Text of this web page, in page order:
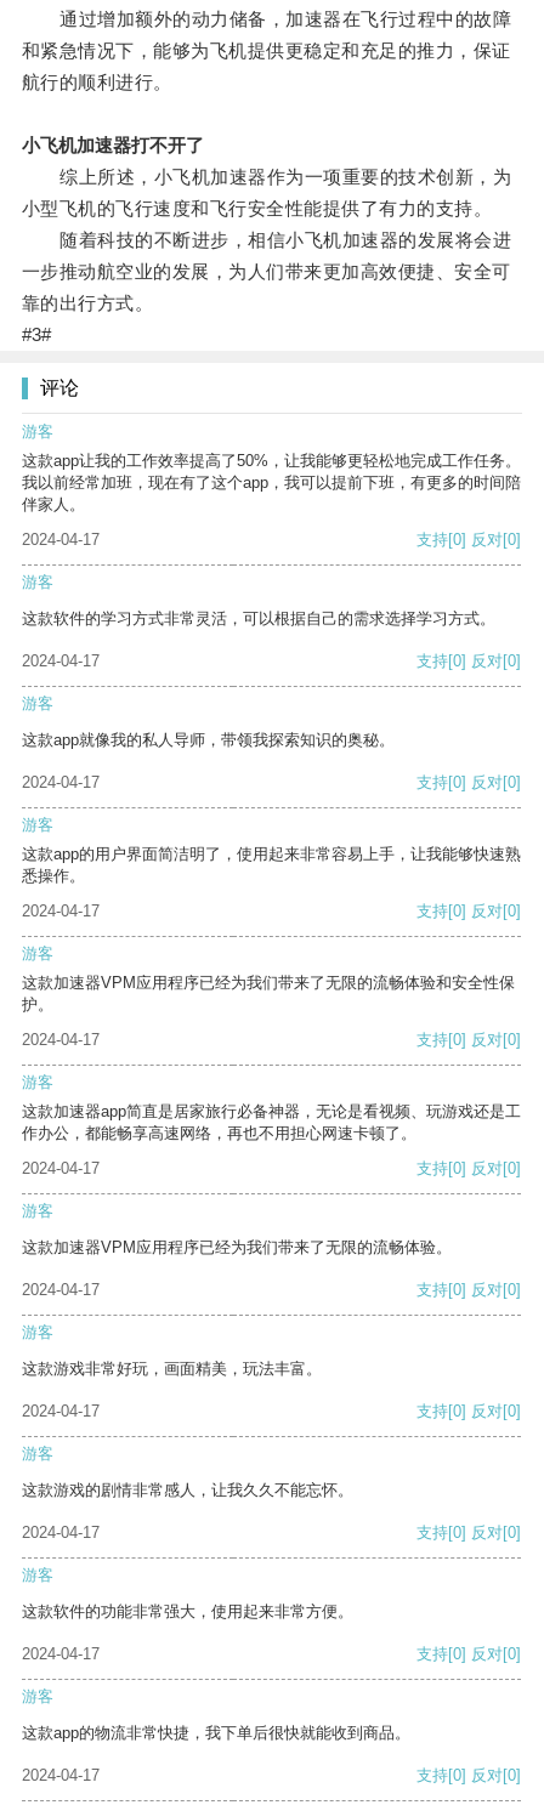
通过增加额外的动力储备，加速器在飞行过程中的故障
和紧急情况下，能够为飞机提供更稳定和充足的推力，保证
航行的顺利进行。
小飞机加速器打不开了
综上所述，小飞机加速器作为一项重要的技术创新，为
小型飞机的飞行速度和飞行安全性能提供了有力的支持。
随着科技的不断进步，相信小飞机加速器的发展将会进
一步推动航空业的发展，为人们带来更加高效便捷、安全可
靠的出行方式。
#3#
评论
游客
这款app让我的工作效率提高了50%，让我能够更轻松地完成工作任务。
我以前经常加班，现在有了这个app，我可以提前下班，有更多的时间陪
伴家人。
2024-04-17
支持[0] 反对[0]
游客
这款软件的学习方式非常灵活，可以根据自己的需求选择学习方式。
2024-04-17 支持[0] 反对[0]
游客
这款app就像我的私人导师，带领我探索知识的奥秘。
2024-04-17 支持[0] 反对[0]
游客
这款app的用户界面简洁明了，使用起来非常容易上手，让我能够快速熟
悉操作。
2024-04-17
支持[0] 反对[0]
游客
这款加速器VPM应用程序已经为我们带来了无限的流畅体验和安全性保
护。
2024-04-17
支持[0] 反对[0]
游客
这款加速器app简直是居家旅行必备神器，无论是看视频、玩游戏还是工
作办公，都能畅享高速网络，再也不用担心网速卡顿了。
2024-04-17
支持[0] 反对[0]
游客
这款加速器VPM应用程序已经为我们带来了无限的流畅体验。
2024-04-17 支持[0] 反对[0]
游客
这款游戏非常好玩，画面精美，玩法丰富。
2024-04-17 支持[0] 反对[0]
游客
这款游戏的剧情非常感人，让我久久不能忘怀。
2024-04-17 支持[0] 反对[0]
游客
这款软件的功能非常强大，使用起来非常方便。
2024-04-17 支持[0] 反对[0]
游客
这款app的物流非常快捷，我下单后很快就能收到商品。
2024-04-17 支持[0] 反对[0]